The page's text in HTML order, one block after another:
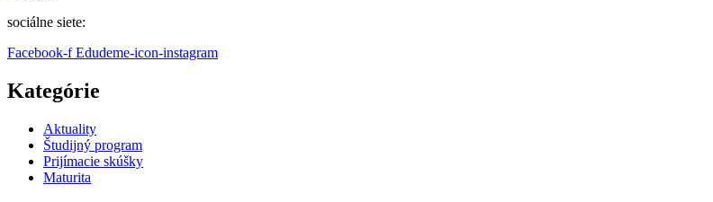
sociálne siete:
Facebook-f Edudeme-icon-instagram
Kategórie
Aktuality
Študijný program
Prijímacie skúšky
Maturita